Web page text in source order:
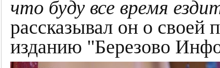
что буду все время
рассказывал он о своей
изданию "Березово